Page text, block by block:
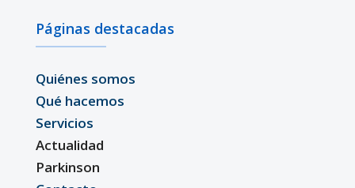
Páginas destacadas
Quiénes somos
Qué hacemos
Servicios
Actualidad
Parkinson